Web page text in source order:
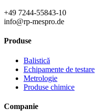
+49 7244-55843-10
info@rp-mespro.de
Produse
Balistică
Echipamente de testare
Metrologie
Produse chimice
Companie